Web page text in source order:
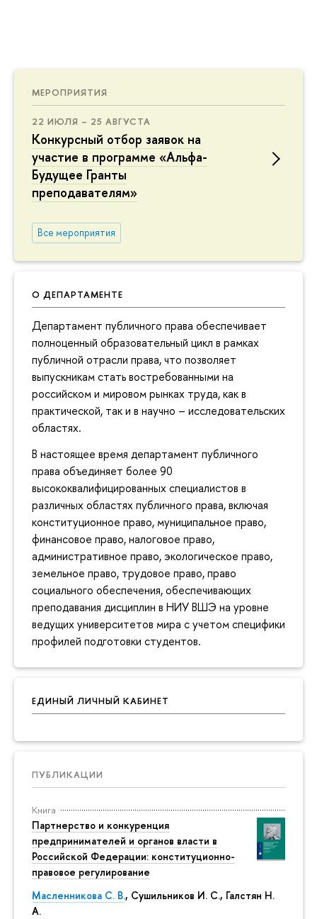
МЕРОПРИЯТИЯ
22 ИЮЛЯ – 25 АВГУСТА
Конкурсный отбор заявок на
участие в программе «Альфа-
Будущее Гранты
преподавателям»
Все мероприятия
О ДЕПАРТАМЕНТЕ
Департамент публичного права обеспечивает
полноценный образовательный цикл в рамках
публичной отрасли права, что позволяет
выпускникам стать востребованными на
российском и мировом рынках труда, как в
практической, так и в научно – исследовательских
областях.
В настоящее время департамент публичного
права объединяет более 90
высококвалифицированных специалистов в
различных областях публичного права, включая
конституционное право, муниципальное право,
финансовое право, налоговое право,
административное право, экологическое право,
земельное право, трудовое право, право
социального обеспечения, обеспечивающих
преподавания дисциплин в НИУ ВШЭ на уровне
ведущих университетов мира с учетом специфики
профилей подготовки студентов.
ЕДИНЫЙ ЛИЧНЫЙ КАБИНЕТ
ПУБЛИКАЦИИ
Книга
Партнерство и конкуренция
предпринимателей и органов власти в
Российской Федерации: конституционно-
правовое регулирование
Масленникова С. В., Сушильников И. С., Галстян Н.
А.